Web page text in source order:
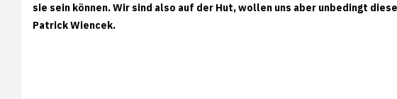
sie sein können. Wir sind also auf der Hut, wollen uns aber unbedingt
Patrick Wiencek.